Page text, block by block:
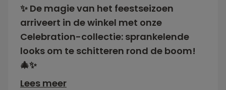
✨ De magie van het feestseizoen
arriveert in de winkel met onze
Celebration-collectie: sprankelende
looks om te schitteren rond de boom!
🎄✨
Lees meer